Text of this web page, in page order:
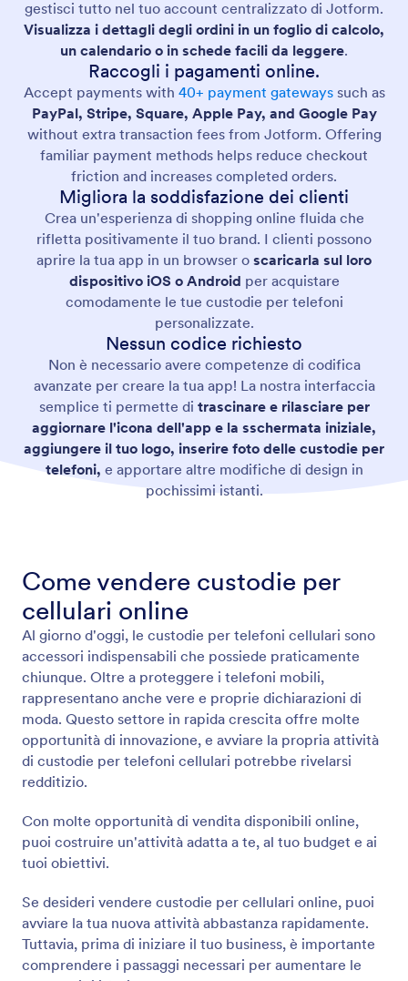
gestisci tutto nel tuo account centralizzato di Jotform.
Visualizza i dettagli degli ordini in un foglio di calcolo,
un calendario o in schede facili da leggere.
Raccogli i pagamenti online.
Accept payments with 40+ payment gatewayssuch as
PayPal, Stripe, Square, Apple Pay, and Google Pay
without extra transaction fees from Jotform. Offering
familiar payment methods helps reduce checkout
friction and increases completed orders.
Migliora la soddisfazione dei clienti
Crea un'esperienza di shopping online fluida che
rifletta positivamente il tuo brand. I clienti possono
aprire la tua app in un browser o scaricarla sul loro
dispositivo iOS o Android per acquistare
comodamente le tue custodie per telefoni
personalizzate.
Nessun codice richiesto
Non è necessario avere competenze di codifica
avanzate per creare la tua app! La nostra interfaccia
semplice ti permette di trascinare e rilasciare per
aggiornare l'icona dell'app e la sschermata iniziale,
aggiungere il tuo logo, inserire foto delle custodie per
telefoni, e apportare altre modifiche di design in
pochissimi istanti.
Come vendere custodie per
cellulari online
Al giorno d'oggi, le custodie per telefoni cellulari sono
accessori indispensabili che possiede praticamente
chiunque. Oltre a proteggere i telefoni mobili,
rappresentano anche vere e proprie dichiarazioni di
moda. Questo settore in rapida crescita offre molte
opportunità di innovazione, e avviare la propria attività
di custodie per telefoni cellulari potrebbe rivelarsi
redditizio.
Con molte opportunità di vendita disponibili online,
puoi costruire un'attività adatta a te, al tuo budget e ai
tuoi obiettivi.
Se desideri vendere custodie per cellulari online, puoi
avviare la tua nuova attività abbastanza rapidamente.
Tuttavia, prima di iniziare il tuo business, è importante
comprendere i passaggi necessari per aumentare le